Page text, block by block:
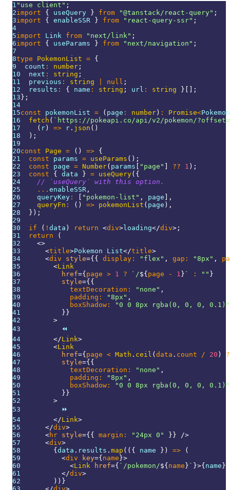
1 "use client" ;
2import { useQuery } from "@tanstack/react-query" ;
3import { enableSSR } from "react-query-ssr" ;
4
5import Link from "next/link" ;
6import { useParams } from "next/navigation" ;
7
8type PokemonList = {
9
  count
: number ;
10
  next
: string ;
11
  previous
: string null ;
12
  results
: { name : string ; url : string } [ ] ;
13} ;
14
15const pokemonList = ( page : number) : Promise<
16
fetch ( ` https://pokeapi.co/api/v2/pokemon/?offset=
17
( r) => r . json ( )
18
) ;
19
20const Page = ( ) => {
21
const params = useParams ( ) ;
22
const page = Number( params [ "page" ] ?? 1 ) ;
23
const { data } = useQuery( {
24
// `useQuery` with this option.
25
... enableSSR ,
26
    queryKey
: [ "pokemon-list" , page ] ,
27
queryFn : ( ) => pokemonList ( page ) ,
28
} ) ;
29
30
if ( ! data ) return <div>loading</div> ;
31
return
(
32
<>
33
<title>Pokemon List</title>
34
<div style={{ display : "flex" , gap : "8px" ,
35
<Link
36
href={page > 1 ? ` /${page - 1 } ` : "" }
37
style={{
38
            textDecoration
: "none" ,
39
            padding
: "8px" ,
40
            boxShadow
:
"0 0 8px rgba(0, 0, 0, 0.1)"
41
}}
42
>
43
          ⏪️
44
</Link>
45
<Link
46
href={page < Math . ceil (data . count / 20 )
?
47
style={{
48
            textDecoration
: "none" ,
49
            padding
: "8px" ,
50
            boxShadow
:
"0 0 8px rgba(0, 0, 0, 0.1)"
51
}}
52
>
53
          ⏩️
54
</Link>
55
</div>
56
<hr style={{ margin : "24px 0" }}
/>
57
<div>
58
{data . results . map ( ( { name } ) =>
(
59
<div key={name}>
60
<Link href={ ` /pokemon/${name} ` }>{name}
61
</div>
62
) ) }